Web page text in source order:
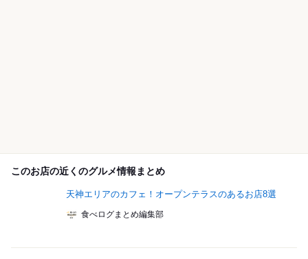
このお店の近くのグルメ情報まとめ
天神エリアのカフェ！オープンテラスのあるお店8選
食べログまとめ編集部